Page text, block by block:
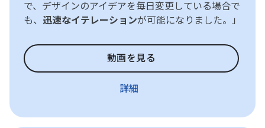
で、デザインのアイデアを毎日変更している場合で
も、 迅速なイテレーションが可能になりました。」
動画を見る
詳細